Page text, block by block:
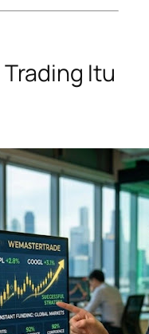
Itu